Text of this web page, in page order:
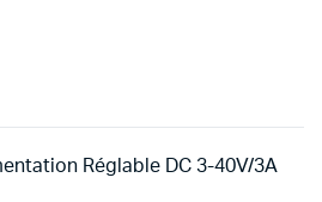
Réglable DC 3-40V/3A